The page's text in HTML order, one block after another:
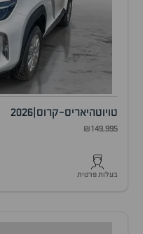
טויוטהיאריס-קרוס 2026
₪149,995
בעלות פרטית